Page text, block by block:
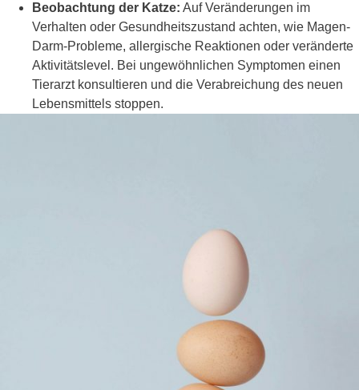
Beobachtung der Katze: Auf Veränderungen im
Verhalten oder Gesundheitszustand achten, wie Magen-
Darm-Probleme, allergische Reaktionen oder veränderte
Aktivitätslevel. Bei ungewöhnlichen Symptomen einen
Tierarzt konsultieren und die Verabreichung des neuen
Lebensmittels stoppen.